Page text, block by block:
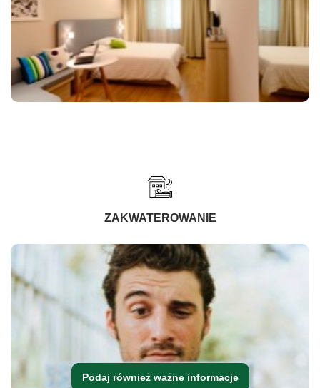
ZAKWATEROWANIE
Podaj również ważne informacje